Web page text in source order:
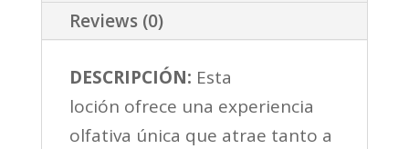
Hombre
Mujer
Oriental
Amaderada
quantity
Reviews (0)
DESCRIPCIÓN: Esta
loción ofrece una experiencia
olfativa única que atrae tanto a